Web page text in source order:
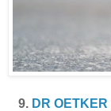
9. DR OETKER